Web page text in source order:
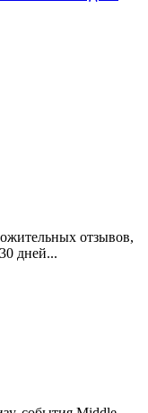
отзывов,
дней...